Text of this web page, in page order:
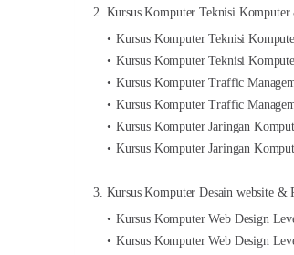
2. Kursus Komputer Teknisi
Kursus Komputer Teknisi
Kursus Komputer Teknisi
Kursus Komputer Traffic
Kursus Komputer Traffic
Kursus Komputer Jaringan
Kursus Komputer Jaringan
3. Kursus Komputer Desain website &
Kursus Komputer Web Design
Kursus Komputer Web Design